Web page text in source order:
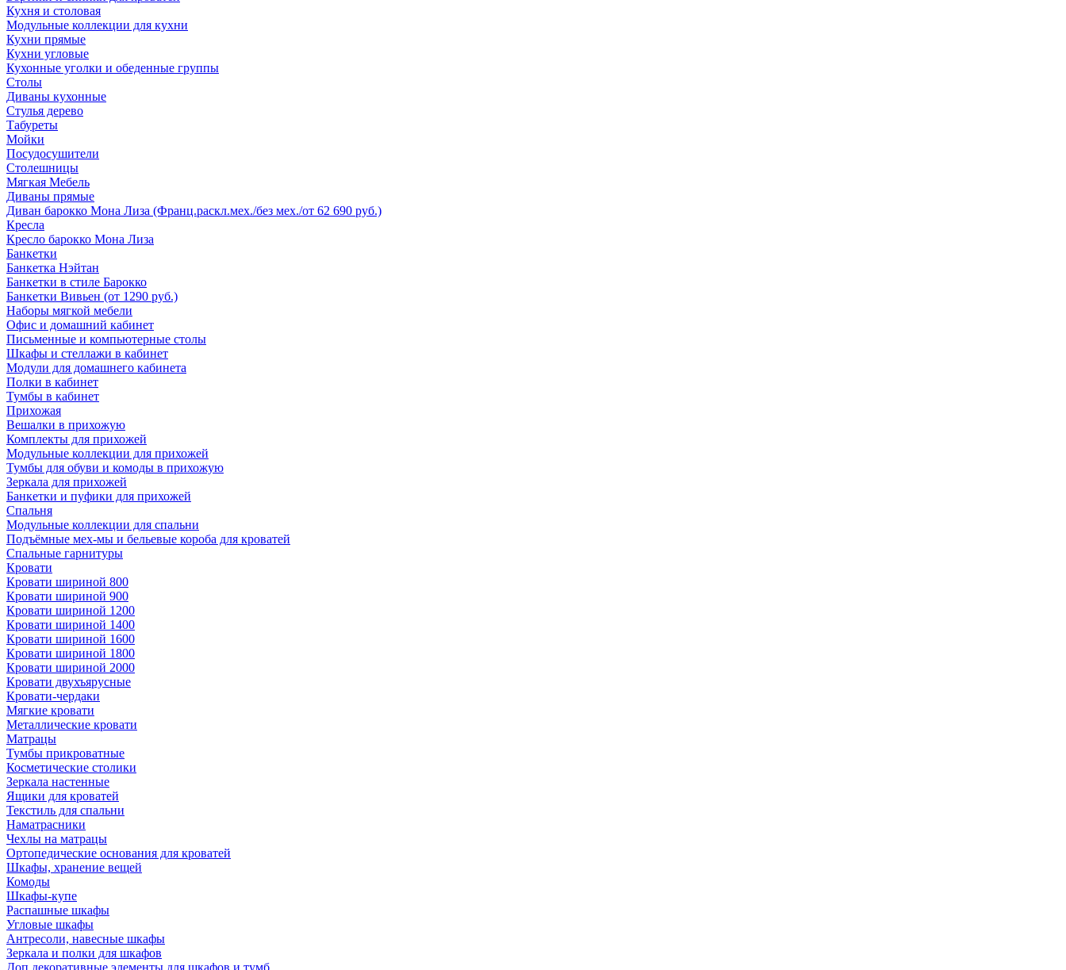
Кухня и столовая
Модульные коллекции для кухни
Кухни прямые
Кухни угловые
Кухонные уголки и обеденные группы
Столы
Диваны кухонные
Стулья дерево
Табуреты
Мойки
Посудосушители
Столешницы
Мягкая Мебель
Диваны прямые
Диван барокко Мона Лиза (Франц.раскл.мех./без мех./от 62 690 руб.)
Кресла
Кресло барокко Мона Лиза
Банкетки
Банкетка Нэйтан
Банкетки в стиле Барокко
Банкетки Вивьен (от 1290 руб.)
Наборы мягкой мебели
Офис и домашний кабинет
Письменные и компьютерные столы
Шкафы и стеллажи в кабинет
Модули для домашнего кабинета
Полки в кабинет
Тумбы в кабинет
Прихожая
Вешалки в прихожую
Комплекты для прихожей
Модульные коллекции для прихожей
Тумбы для обуви и комоды в прихожую
Зеркала для прихожей
Банкетки и пуфики для прихожей
Спальня
Модульные коллекции для спальни
Подъёмные мех-мы и бельевые короба для кроватей
Спальные гарнитуры
Кровати
Кровати шириной 800
Кровати шириной 900
Кровати шириной 1200
Кровати шириной 1400
Кровати шириной 1600
Кровати шириной 1800
Кровати шириной 2000
Кровати двухъярусные
Кровати-чердаки
Мягкие кровати
Металлические кровати
Матрацы
Тумбы прикроватные
Косметические столики
Зеркала настенные
Ящики для кроватей
Текстиль для спальни
Наматрасники
Чехлы на матрацы
Ортопедические основания для кроватей
Шкафы, хранение вещей
Комоды
Шкафы-купе
Распашные шкафы
Угловые шкафы
Антресоли, навесные шкафы
Зеркала и полки для шкафов
Доп.декоративные элементы для шкафов и тумб